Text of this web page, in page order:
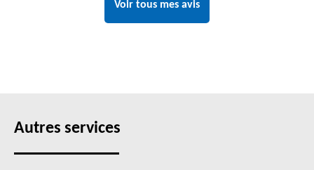
Voir tous mes avis
Autres services